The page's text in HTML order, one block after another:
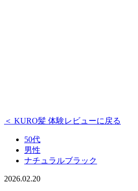
＜ KURO髪 体験レビューに戻る
50代
男性
ナチュラルブラック
2026.02.20